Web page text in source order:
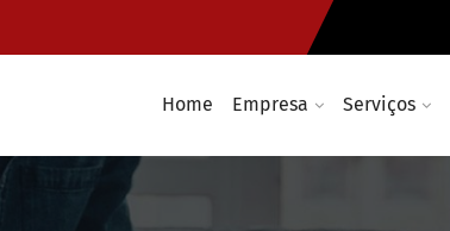
Home Empresa Serviços